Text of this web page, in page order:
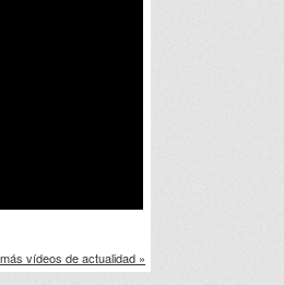
vídeos de actualidad »